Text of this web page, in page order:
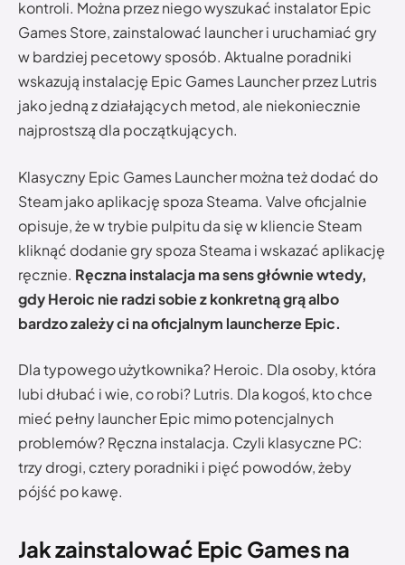
kontroli. Można przez niego wyszukać instalator Epic
Games Store, zainstalować launcher i uruchamiać gry
w bardziej pecetowy sposób. Aktualne poradniki
wskazują instalację Epic Games Launcher przez Lutris
jako jedną z działających metod, ale niekoniecznie
najprostszą dla początkujących.
Klasyczny Epic Games Launcher można też dodać do
Steam jako aplikację spoza Steama. Valve oficjalnie
opisuje, że w trybie pulpitu da się w kliencie Steam
kliknąć dodanie gry spoza Steama i wskazać aplikację
ręcznie. Ręczna instalacja ma sens głównie wtedy,
gdy Heroic nie radzi sobie z konkretną grą albo
bardzo zależy ci na oficjalnym launcherze Epic.
Dla typowego użytkownika? Heroic. Dla osoby, która
lubi dłubać i wie, co robi? Lutris. Dla kogoś, kto chce
mieć pełny launcher Epic mimo potencjalnych
problemów? Ręczna instalacja. Czyli klasyczne PC:
trzy drogi, cztery poradniki i pięć powodów, żeby
pójść po kawę.
Jak zainstalować Epic Games na